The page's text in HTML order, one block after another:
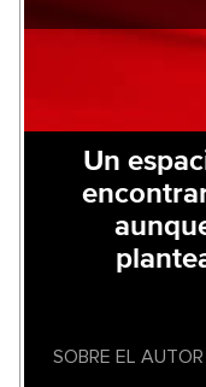
Un
SOBRE EL AUTOR